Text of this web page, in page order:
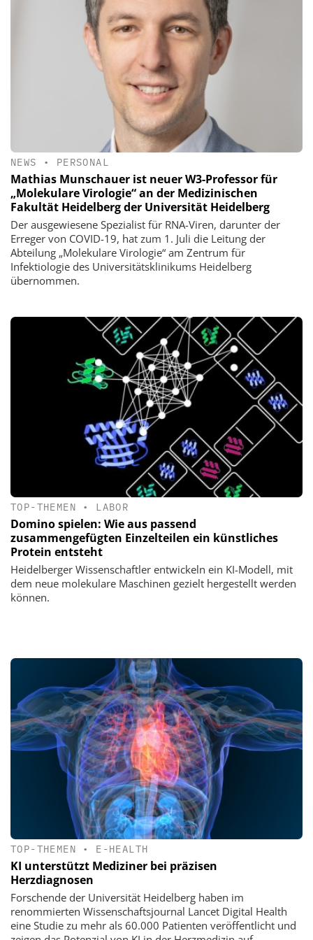
NEWS • PERSONAL
Mathias Munschauer ist neuer W3-Professor für
„Molekulare Virologie“ an der Medizinischen
Fakultät Heidelberg der Universität Heidelberg
Der ausgewiesene Spezialist für RNA-Viren, darunter der
Erreger von COVID-19, hat zum 1. Juli die Leitung der
Abteilung „Molekulare Virologie“ am Zentrum für
Infektiologie des Universitätsklinikums Heidelberg
übernommen.
TOP-THEMEN • LABOR
Domino spielen: Wie aus passend
zusammengefügten Einzelteilen ein künstliches
Protein entsteht
Heidelberger Wissenschaftler entwickeln ein KI-Modell, mit
dem neue molekulare Maschinen gezielt hergestellt werden
können.
TOP-THEMEN • E-HEALTH
KI unterstützt Mediziner bei präzisen
Herzdiagnosen
Forschende der Universität Heidelberg haben im
renommierten Wissenschaftsjournal Lancet Digital Health
eine Studie zu mehr als 60.000 Patienten veröffentlicht und